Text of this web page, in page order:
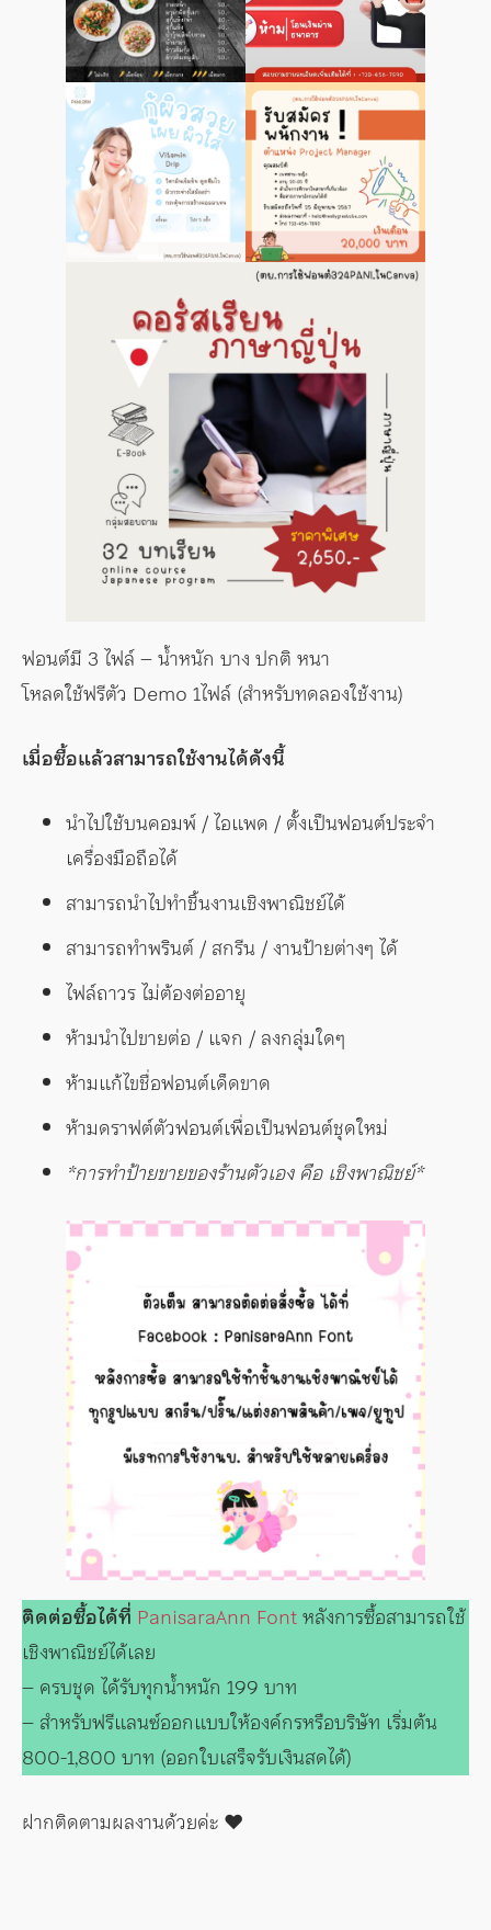
ฟอนต์มี 3 ไฟล์ – น้ำหนัก บาง ปกติ หนา
โหลดใช้ฟรีตัว Demo 1ไฟล์ (สำหรับทดลองใช้งาน)
เมื่อซื้อแล้วสามารถใช้งานได้ดังนี้
นำไปใช้บนคอมพ์ / ไอแพด / ตั้งเป็นฟอนต์ประจำ
เครื่องมือถือได้
สามารถนำไปทำชิ้นงานเชิงพาณิชย์ได้
สามารถทำพรินต์ / สกรีน / งานป้ายต่างๆ ได้
ไฟล์ถาวร ไม่ต้องต่ออายุ
ห้ามนำไปขายต่อ / แจก / ลงกลุ่มใดๆ
ห้ามแก้ไขชื่อฟอนต์เด็ดขาด
ห้ามดราฟต์ตัวฟอนต์เพื่อเป็นฟอนต์ชุดใหม่
*การทำป้ายขายของร้านตัวเอง คือ เชิงพาณิชย์*
ติดต่อซื้อได้ที่ PanisaraAnn Fontหลังการซื้อสามารถใช้
เชิงพาณิชย์ได้เลย
– ครบชุด ได้รับทุกน้ำหนัก 199 บาท
– สำหรับฟรีแลนซ์ออกแบบให้องค์กรหรือบริษัท เริ่มต้น
800-1,800 บาท (ออกใบเสร็จรับเงินสดได้)
ฝากติดตามผลงานด้วยค่ะ ♥️